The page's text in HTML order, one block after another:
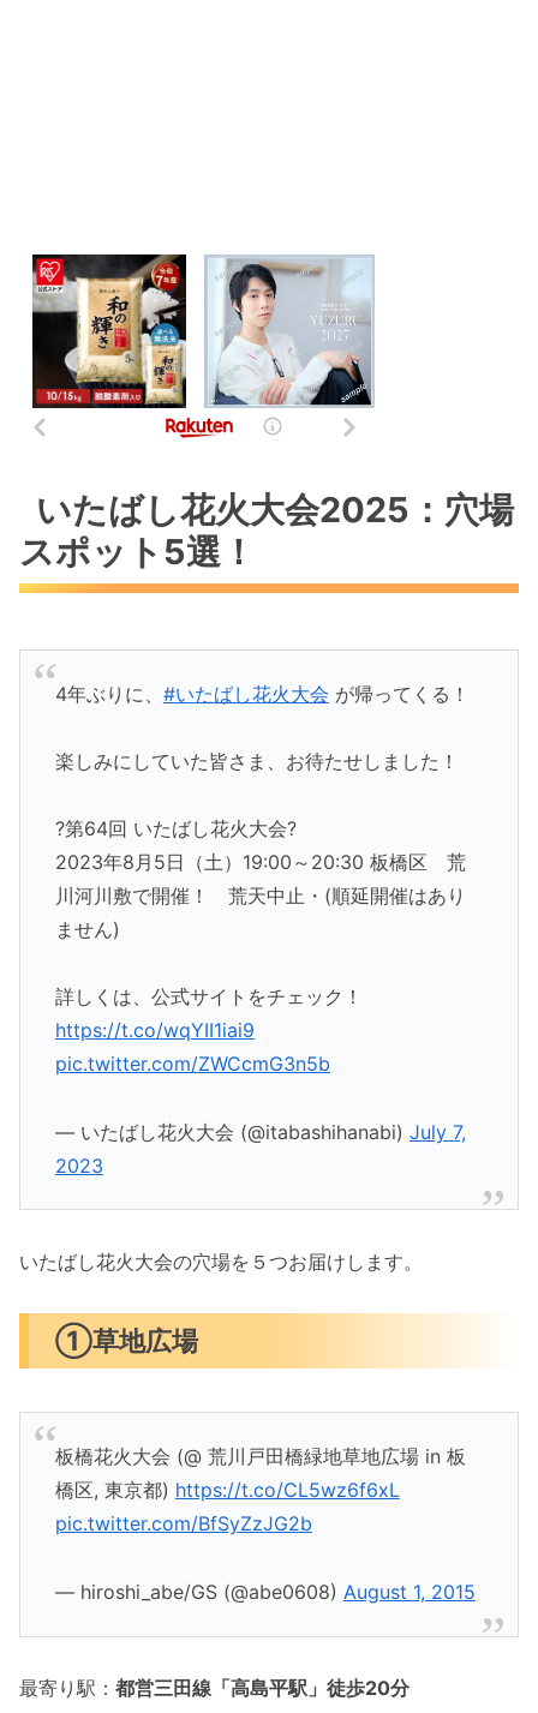
いたばし花火大会2025：穴場
スポット5選！
4年ぶりに、 #いたばし花火大会 が帰ってくる！
楽しみにしていた皆さま、お待たせしました！
?第64回 いたばし花火大会?
2023年8月5日（土）19:00～20:30 板橋区 荒
川河川敷で開催！ 荒天中止・(順延開催はあり
ません)
詳しくは、公式サイトをチェック！
https://t.co/wqYII1iai9
pic.twitter.com/ZWCcmG3n5b
— いたばし花火大会 (@itabashihanabi) July 7,
2023
いたばし花火大会の穴場を５つお届けします。
①草地広場
板橋花火大会 (@ 荒川戸田橋緑地草地広場 in 板
橋区, 東京都) https://t.co/CL5wz6f6xL
pic.twitter.com/BfSyZzJG2b
— hiroshi_abe/GS (@abe0608) August 1, 2015
最寄り駅： 都営三田線「高島平駅」徒歩20分